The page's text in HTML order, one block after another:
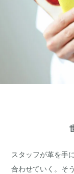
スタッフが革を手
合わせていく。そ